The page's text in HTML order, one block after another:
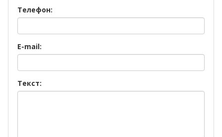
Телефон:
E-mail:
Текст: